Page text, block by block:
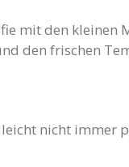
mit den kleinen
den frischen
nicht immer